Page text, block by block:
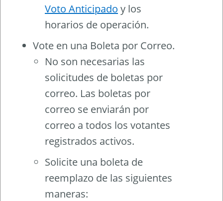
Voto Anticipado y los
horarios de operación.
Vote en una Boleta por Correo.
No son necesarias las
solicitudes de boletas por
correo. Las boletas por
correo se enviarán por
correo a todos los votantes
registrados activos.
Solicite una boleta de
reemplazo de las siguientes
maneras: